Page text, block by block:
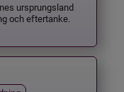
ursprungsland
och eftertanke.